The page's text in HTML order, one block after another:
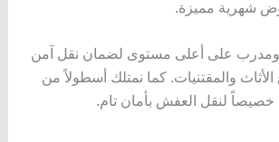
شهرية مميزة.
ومدرب على أعلى مستوى لضمان نقل آمن
الأثاث والمقتنيات. كما نمتلك أسطولاً من
خصيصاً لنقل العفش بأمان تام.